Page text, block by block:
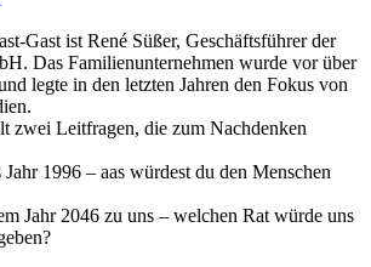
Gast ist René Süßer, Geschäftsführer der
Das Familienunternehmen wurde vor über
legte in den letzten Jahren den Fokus von
zwei Leitfragen, die zum Nachdenken
1996 – aas würdest du den Menschen
Jahr 2046 zu uns – welchen Rat würde uns